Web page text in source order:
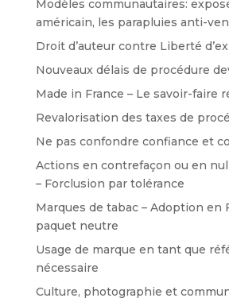
Modèles communautaires:
américain, les parapluies anti-
Droit d’auteur contre Liberté
Nouveaux délais de procédure
Made in France – Le savoir-faire
Revalorisation des taxes de
Ne pas confondre confiance et
Actions en contrefaçon ou en
– Forclusion par tolérance
Marques de tabac – Adoption en
paquet neutre
Usage de marque en tant que
nécessaire
Culture, photographie et